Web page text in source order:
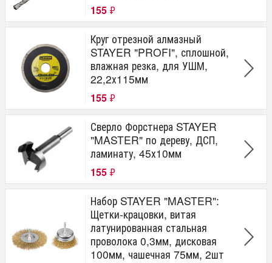
155 ₽
Круг отрезной алмазный
STAYER "PROFI", сплошной,
влажная резка, для УШМ,
22,2х115мм
155 ₽
Сверло Форстнера STAYER
"MASTER" по дереву, ДСП,
ламинату, 45х10мм
155 ₽
Набор STAYER "MASTER":
Щетки-крацовки, витая
латунированная стальная
проволока 0,3мм, дисковая
100мм, чашечная 75мм, 2шт